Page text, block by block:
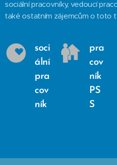
sociální pracovníky, vedoucí
také ostatním zájemcům o toto
soci
ální
pra
cov
ník
pra
cov
ník
PS
S